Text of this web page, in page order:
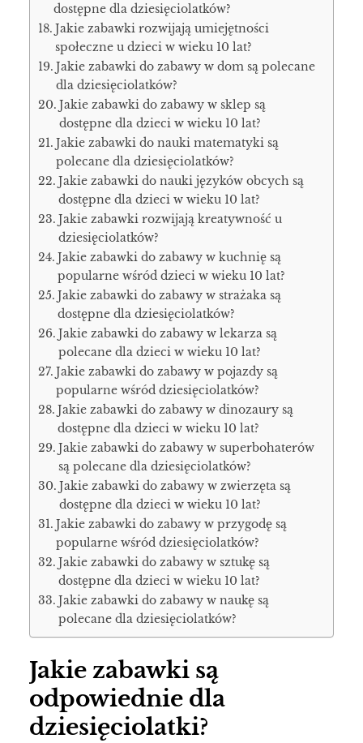
dostępne dla dziesięciolatków?
Jakie zabawki rozwijają umiejętności
społeczne u dzieci w wieku 10 lat?
Jakie zabawki do zabawy w dom są polecane
dla dziesięciolatków?
Jakie zabawki do zabawy w sklep są
dostępne dla dzieci w wieku 10 lat?
Jakie zabawki do nauki matematyki są
polecane dla dziesięciolatków?
Jakie zabawki do nauki języków obcych są
dostępne dla dzieci w wieku 10 lat?
Jakie zabawki rozwijają kreatywność u
dziesięciolatków?
Jakie zabawki do zabawy w kuchnię są
popularne wśród dzieci w wieku 10 lat?
Jakie zabawki do zabawy w strażaka są
dostępne dla dziesięciolatków?
Jakie zabawki do zabawy w lekarza są
polecane dla dzieci w wieku 10 lat?
Jakie zabawki do zabawy w pojazdy są
popularne wśród dziesięciolatków?
Jakie zabawki do zabawy w dinozaury są
dostępne dla dzieci w wieku 10 lat?
Jakie zabawki do zabawy w superbohaterów
są polecane dla dziesięciolatków?
Jakie zabawki do zabawy w zwierzęta są
dostępne dla dzieci w wieku 10 lat?
Jakie zabawki do zabawy w przygodę są
popularne wśród dziesięciolatków?
Jakie zabawki do zabawy w sztukę są
dostępne dla dzieci w wieku 10 lat?
Jakie zabawki do zabawy w naukę są
polecane dla dziesięciolatków?
Jakie zabawki są
odpowiednie dla
dziesięciolatki?